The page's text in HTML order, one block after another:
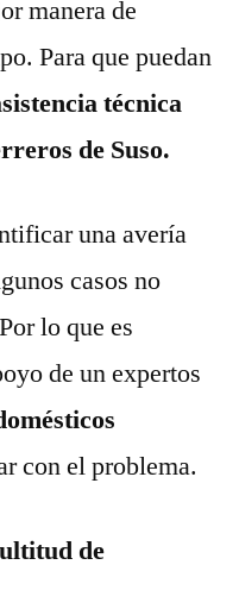
manera de
Para que puedan
técnica
de Suso.
una avería
casos no
lo que es
de un expertos
con el problema.
de